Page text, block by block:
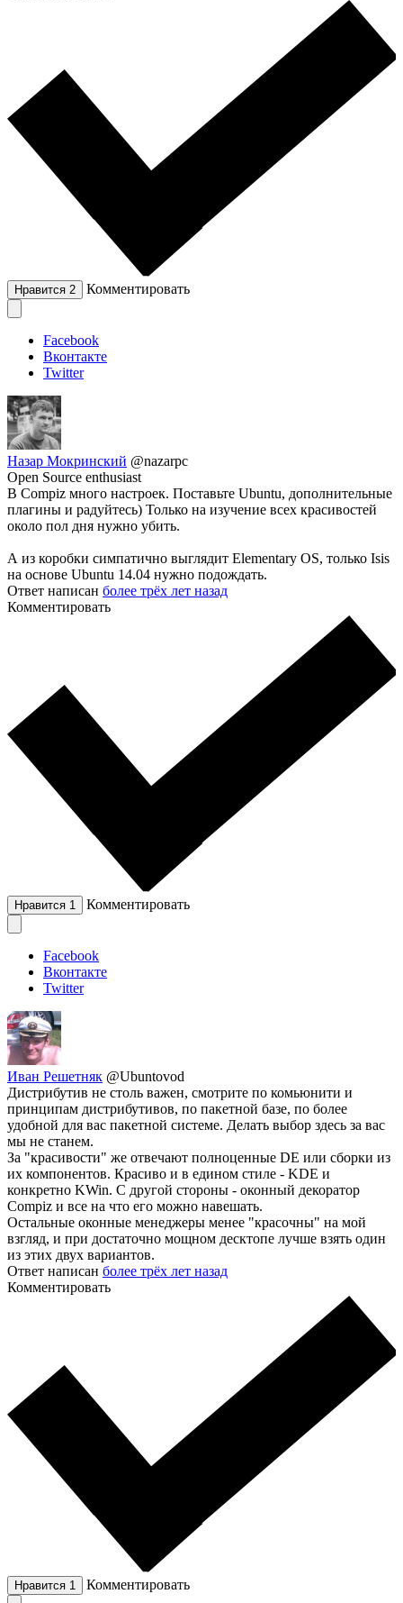
Нравится 2 Комментировать
Facebook
Вконтакте
Twitter
Назар Мокринский @nazarpc
Open Source enthusiast
В Compiz много настроек. Поставьте Ubuntu, дополнительные
плагины и радуйтесь) Только на изучение всех красивостей
около пол дня нужно убить.
А из коробки симпатично выглядит Elementary OS, только Isis
на основе Ubuntu 14.04 нужно подождать.
Ответ написан более трёх лет назад
Комментировать
Нравится 1 Комментировать
Facebook
Вконтакте
Twitter
Иван Решетняк @Ubuntovod
Дистрибутив не столь важен, смотрите по комьюнити и
принципам дистрибутивов, по пакетной базе, по более
удобной для вас пакетной системе. Делать выбор здесь за вас
мы не станем.
За "красивости" же отвечают полноценные DE или сборки из
их компонентов. Красиво и в едином стиле - KDE и
конкретно KWin. С другой стороны - оконный декоратор
Compiz и все на что его можно навешать.
Остальные оконные менеджеры менее "красочны" на мой
взгляд, и при достаточно мощном десктопе лучше взять один
из этих двух вариантов.
Ответ написан более трёх лет назад
Комментировать
Нравится 1 Комментировать